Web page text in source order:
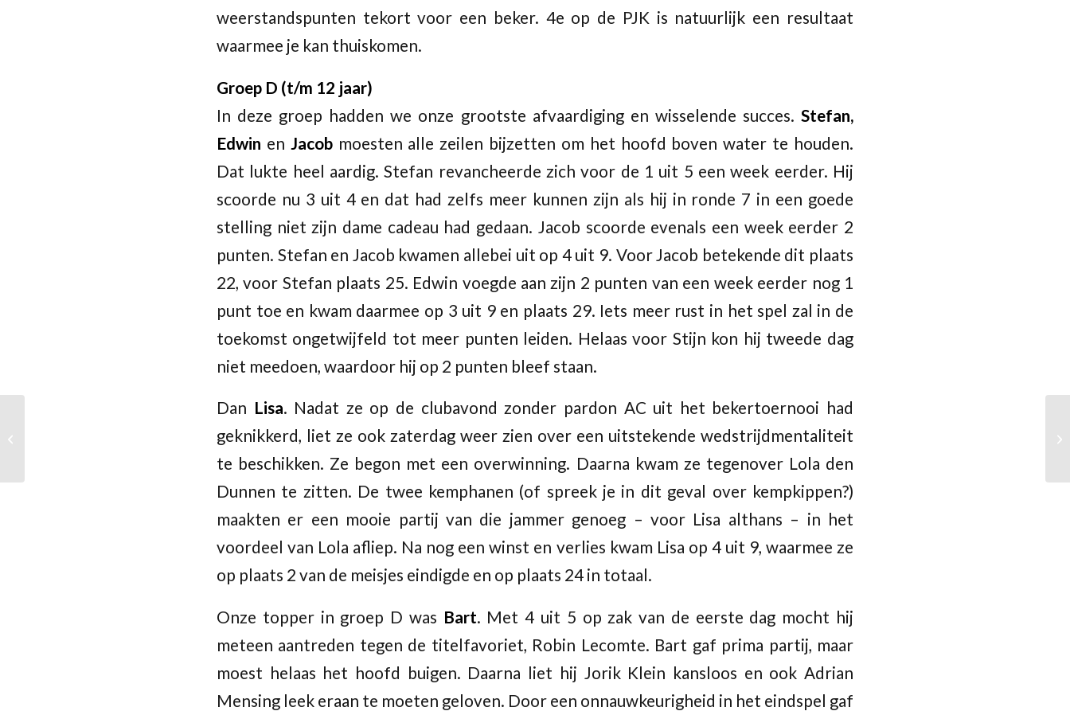
weerstandspunten tekort voor een beker. 4e op de PJK is natuurlijk een resultaat
waarmee je kan thuiskomen.
Groep D (t/m 12 jaar)
In deze groep hadden we onze grootste afvaardiging en wisselende succes. Stefan,
Edwin en Jacob moesten alle zeilen bijzetten om het hoofd boven water te houden.
Dat lukte heel aardig. Stefan revancheerde zich voor de 1 uit 5 een week eerder. Hij
scoorde nu 3 uit 4 en dat had zelfs meer kunnen zijn als hij in ronde 7 in een goede
stelling niet zijn dame cadeau had gedaan. Jacob scoorde evenals een week eerder 2
punten. Stefan en Jacob kwamen allebei uit op 4 uit 9. Voor Jacob betekende dit plaats
22, voor Stefan plaats 25. Edwin voegde aan zijn 2 punten van een week eerder nog 1
punt toe en kwam daarmee op 3 uit 9 en plaats 29. Iets meer rust in het spel zal in de
toekomst ongetwijfeld tot meer punten leiden. Helaas voor Stijn kon hij tweede dag
niet meedoen, waardoor hij op 2 punten bleef staan.
Dan Lisa. Nadat ze op de clubavond zonder pardon AC uit het bekertoernooi had
geknikkerd, liet ze ook zaterdag weer zien over een uitstekende wedstrijdmentaliteit
te beschikken. Ze begon met een overwinning. Daarna kwam ze tegenover Lola den
Dunnen te zitten. De twee kemphanen (of spreek je in dit geval over kempkippen?)
maakten er een mooie partij van die jammer genoeg – voor Lisa althans – in het
voordeel van Lola afliep. Na nog een winst en verlies kwam Lisa op 4 uit 9, waarmee ze
op plaats 2 van de meisjes eindigde en op plaats 24 in totaal.
Onze topper in groep D was Bart. Met 4 uit 5 op zak van de eerste dag mocht hij
meteen aantreden tegen de titelfavoriet, Robin Lecomte. Bart gaf prima partij, maar
moest helaas het hoofd buigen. Daarna liet hij Jorik Klein kansloos en ook Adrian
Mensing leek eraan te moeten geloven. Door een onnauwkeurigheid in het eindspel gaf